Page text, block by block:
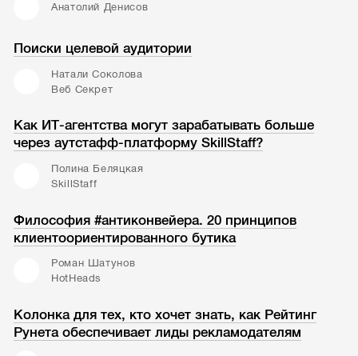
Анатолий Денисов
Поиски целевой аудитории
Натали Соколова
Веб Секрет
Как ИТ-агентства могут зарабатывать больше
через аутстафф-платформу SkillStaff?
Полина Беляцкая
SkillStaff
Философия #антиконвейера. 20 принципов
клиентоориентированного бутика
Роман Шатунов
HotHeads
Колонка для тех, кто хочет знать, как Рейтинг
Рунета обеспечивает лиды рекламодателям